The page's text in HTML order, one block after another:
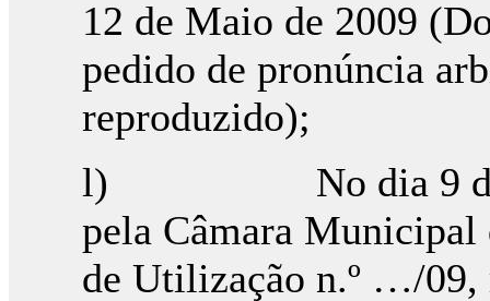
12 de Maio de 2009
pedido de pronúncia
reproduzido);
l) No dia 9 de
pela Câmara
de Utilização n.º …/